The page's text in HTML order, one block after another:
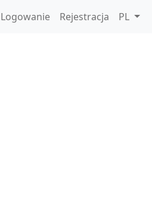
Logowanie Rejestracja PL